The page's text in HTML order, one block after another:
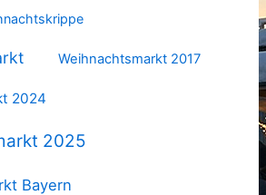
Weihnachtsmarkt 2017
2024
2025
Bayern